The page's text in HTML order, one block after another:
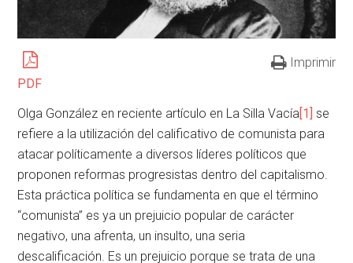
PDF
Imprimir
Olga González en reciente artículo en La Silla Vacía[1] se
refiere a la utilización del calificativo de comunista para
atacar políticamente a diversos líderes políticos que
proponen reformas progresistas dentro del capitalismo.
Esta práctica política se fundamenta en que el término
“comunista” es ya un prejuicio popular de carácter
negativo, una afrenta, un insulto, una seria
descalificación. Es un prejuicio porque se trata de una